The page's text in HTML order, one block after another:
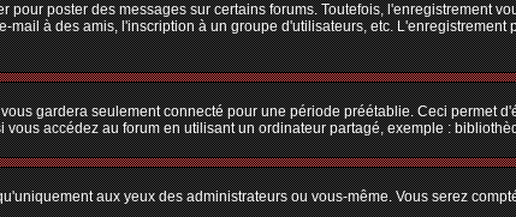
poster des messages sur certains forums. Toutefois, l'enregistrement
à des amis, l'inscription à un groupe d'utilisateurs, etc. L'enregistrement
gardera seulement connecté pour une période préétablie. Ceci permet
accédez au forum en utilisant un ordinateur partagé, exemple :
aux yeux des administrateurs ou vous-même. Vous serez